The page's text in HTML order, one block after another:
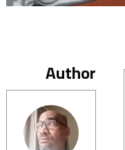
Author